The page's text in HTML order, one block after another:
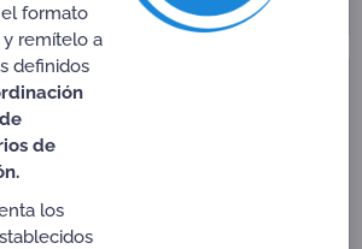
268 KB
Externa No. 05-2022
1 DE EVALUACIONES DE
Y EXTRAORDINARIAS
DEL SISTEMA DE INFORMACIÓN
SERVICIO DE ONAC – SIPSO
formato
y remítelo a
definidos
de
los